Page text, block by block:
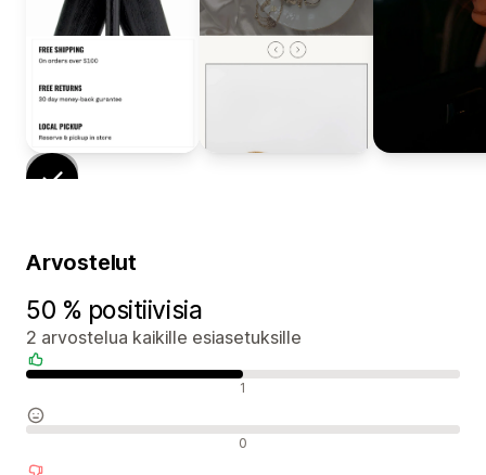
Arvostelut
50 % positiivisia
2 arvostelua kaikille esiasetuksille
1
0